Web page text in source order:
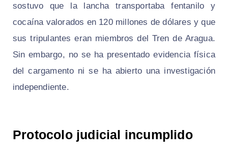
sostuvo que la lancha transportaba fentanilo y
cocaína valorados en 120 millones de dólares y que
sus tripulantes eran miembros del Tren de Aragua.
Sin embargo, no se ha presentado evidencia física
del cargamento ni se ha abierto una investigación
independiente.
Protocolo judicial incumplido